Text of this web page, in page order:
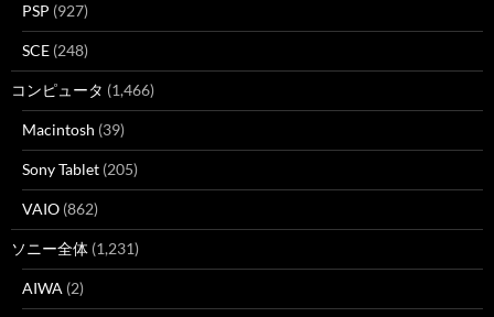
PSP (927)
SCE (248)
コンピュータ (1,466)
Macintosh (39)
Sony Tablet (205)
VAIO (862)
ソニー全体 (1,231)
AIWA (2)